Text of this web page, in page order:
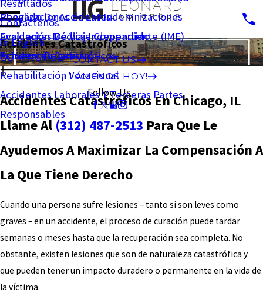
Penalizaciones En Las Indemnizaciones
Evaluación Médica Independiente (IME)
Esfuerzo Repetitivo
Rehabilitación Vocacional
Accidentes Laborales Y Terceras Partes
Responsables
Abogado De Accidentes
Accidentes De Viaje Compartido
Accidentes Catastróficos
Resultados
Contáctenos
In English
CONTACT US
¡LLÁMENOS HOY!
Follow Us
Accidentes Catastróficos
CONTACT US
Accidentes Catastróficos En Chicago, IL
Llame Al (312) 487-2513 Para Que Le
Ayudemos A Maximizar La Compensación A
La Que Tiene Derecho
Cuando una persona sufre lesiones – tanto si son leves como
graves – en un accidente, el proceso de curación puede tardar
semanas o meses hasta que la recuperación sea completa. No
obstante, existen lesiones que son de naturaleza catastrófica y
que pueden tener un impacto duradero o permanente en la vida de
la víctima.